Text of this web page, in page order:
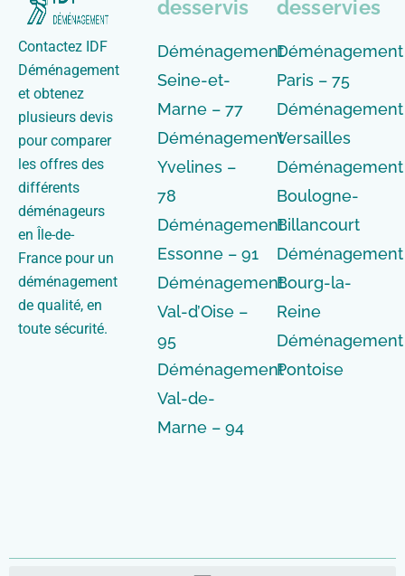
Contactez IDF
Déménagement
et obtenez
plusieurs devis
pour comparer
les offres des
différents
déménageurs
en Île-de-
France pour un
déménagement
de qualité, en
toute sécurité.
desservis
Déménagement
Seine-et-
Marne – 77
Déménagement
Yvelines –
78
Déménagement
Essonne – 91
Déménagement
Val-d’Oise –
95
Déménagement
Val-de-
Marne – 94
desservies
Déménagement
Paris – 75
Déménagement
Versailles
Déménagement
Boulogne-
Billancourt
Déménagement
Bourg-la-
Reine
Déménagement
Pontoise